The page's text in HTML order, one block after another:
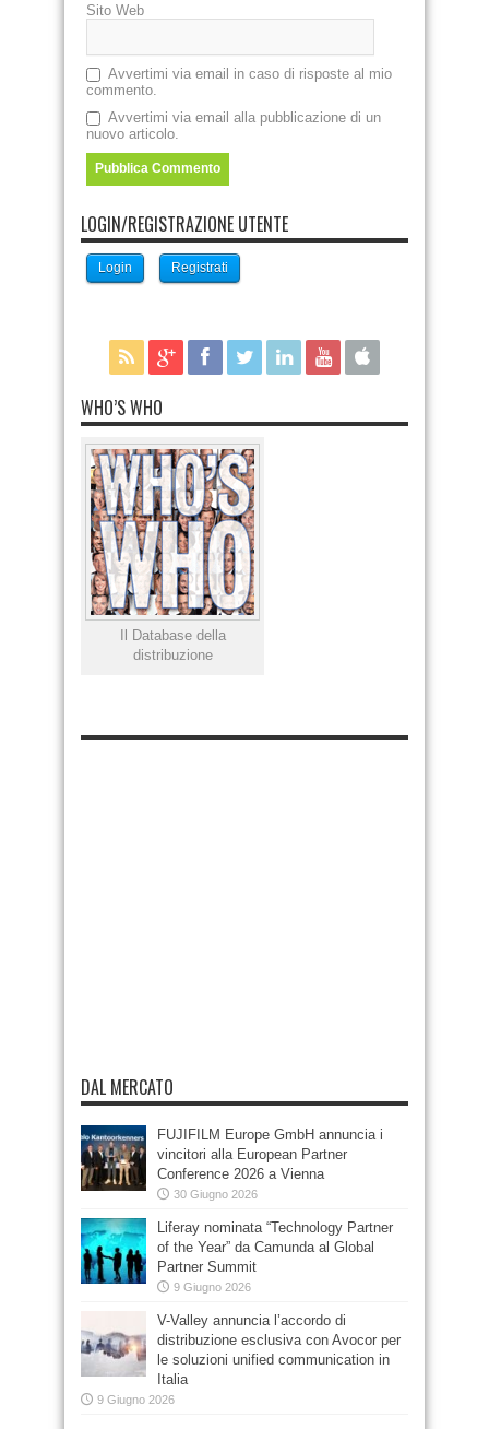
Sito Web
Avvertimi via email in caso di risposte al mio
commento.
Avvertimi via email alla pubblicazione di un
nuovo articolo.
LOGIN/REGISTRAZIONE UTENTE
Login Registrati
WHO’S WHO
Il Database della
distribuzione
DAL MERCATO
FUJIFILM Europe GmbH annuncia i
vincitori alla European Partner
Conference 2026 a Vienna
30 Giugno 2026
Liferay nominata “Technology Partner
of the Year” da Camunda al Global
Partner Summit
9 Giugno 2026
V-Valley annuncia l’accordo di
distribuzione esclusiva con Avocor per
le soluzioni unified communication in
Italia
9 Giugno 2026